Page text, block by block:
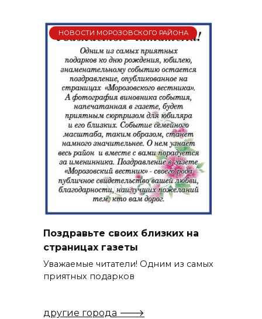
НОВОСТИ МОРОЗОВСКОГО РАЙОНА
Поздравьте своих близких на
страницах газеты
Уважаемые читатели! Одним из самых
приятных подарков
другие города 🡒